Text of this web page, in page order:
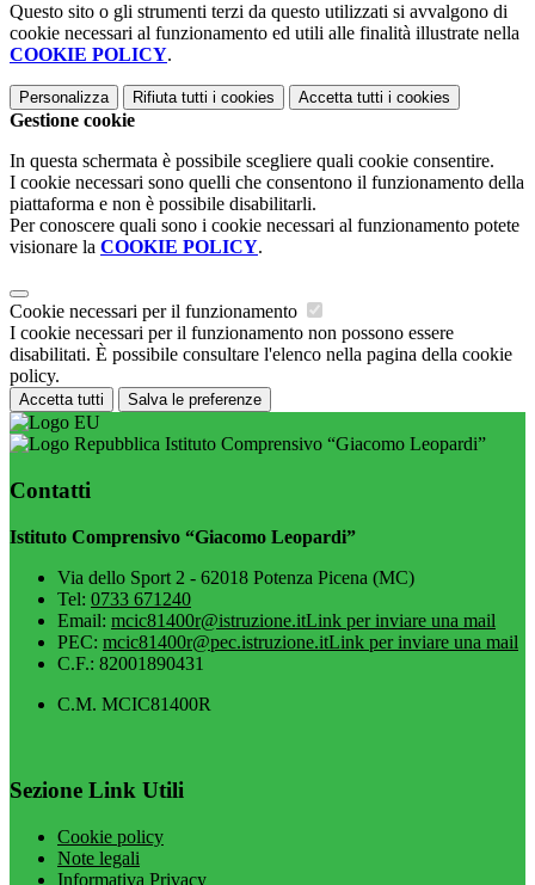
Questo sito o gli strumenti terzi da questo utilizzati si avvalgono di
cookie necessari al funzionamento ed utili alle finalità illustrate nella
COOKIE POLICY.
Personalizza Rifiuta tutti i cookies Accetta tutti i cookies
Gestione cookie
In questa schermata è possibile scegliere quali cookie consentire.
I cookie necessari sono quelli che consentono il funzionamento della
piattaforma e non è possibile disabilitarli.
Per conoscere quali sono i cookie necessari al funzionamento potete
visionare la COOKIE POLICY.
Cookie necessari per il funzionamento
I cookie necessari per il funzionamento non possono essere
disabilitati. È possibile consultare l'elenco nella pagina della cookie
policy.
Accetta tutti Salva le preferenze
Istituto Comprensivo “Giacomo Leopardi”
Contatti
Istituto Comprensivo “Giacomo Leopardi”
Via dello Sport 2 - 62018 Potenza Picena (MC)
Tel: 0733 671240
Email: mcic81400r@istruzione.itLink per inviare una mail
PEC: mcic81400r@pec.istruzione.itLink per inviare una mail
C.F.: 82001890431
C.M. MCIC81400R
Sezione Link Utili
Cookie policy
Note legali
Informativa Privacy